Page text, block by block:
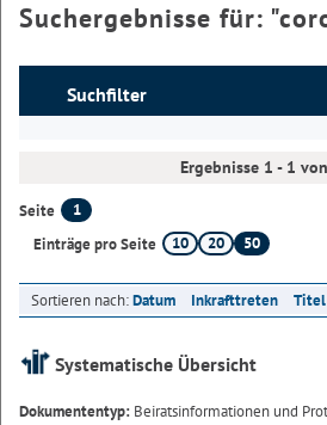
Suchergebnisse für: "
Suchfilter
Ergebnisse 1 - 1
Seite
1
Einträge pro Seite
10 20 50
Sortieren nach:Datum Inkrafttreten Titel
Systematische Übersicht
Dokumententyp: Beiratsinformationen und